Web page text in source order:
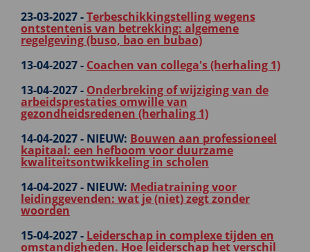
23-03-2027 -Terbeschikkingstelling wegens
ontstentenis van betrekking: algemene
regelgeving (buso, bao en bubao)
13-04-2027 - Coachen van collega's (herhaling 1)
13-04-2027 - Onderbreking of wijziging van de
arbeidsprestaties omwille van
gezondheidsredenen (herhaling 1)
14-04-2027 - NIEUW: Bouwen aan professioneel
kapitaal: een hefboom voor duurzame
kwaliteitsontwikkeling in scholen
14-04-2027 - NIEUW: Mediatraining voor
leidinggevenden: wat je (niet) zegt zonder
woorden
15-04-2027 - Leiderschap in complexe tijden en
omstandigheden. Hoe leiderschap het verschil